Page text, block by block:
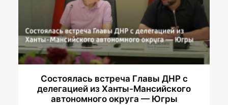
Состоялась встреча Главы ДНР с
делегацией из Ханты-Мансийского
автономного округа — Югры